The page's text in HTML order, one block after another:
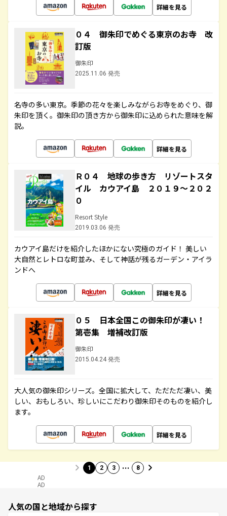
詳細を見る
０４ 御朱印でめぐる東京のお寺 改
訂版
御朱印
2025.11.06 発売
名寺の多い東京。季節の花々を楽しみながらお寺をめぐり、御
朱印を頂く。御朱印の頂き方から御朱印に込められた意味を解
説。
詳細を見る
Ｒ０４ 地球の歩き方 リゾートスタ
イル カウアイ島 ２０１９～２０２
０
Resort Style
2019.03.06 発売
カウアイ島だけを紹介したほかにない究極のガイド！ 美しい
大自然とレトロな町並み、そして神話が残るガーデン・アイラ
ンドへ
詳細を見る
０５ 日本全国この御朱印が凄い！
第壱集 増補改訂版
御朱印
2015.04.24 発売
大人気の御朱印シリーズ。全国に拡大して、ただただ凄い、美
しい、おもしろい、珍しいにこだわり御朱印そのものを紹介し
ます。
詳細を見る
1 2 3 … 8
AD
AD
人気の国と地域から探す